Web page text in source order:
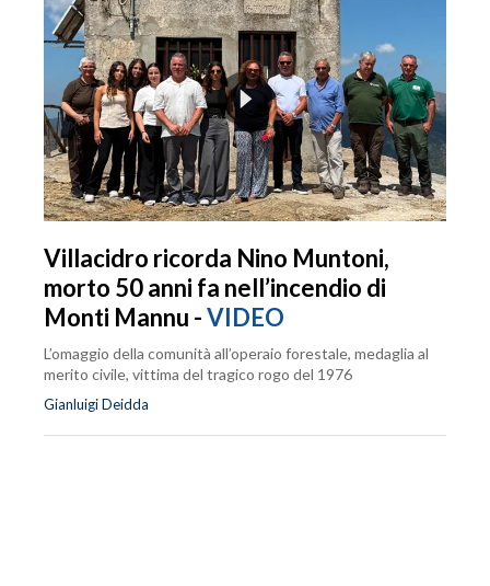
Villacidro ricorda Nino Muntoni,
morto 50 anni fa nell’incendio di
Monti Mannu -VIDEO
L’omaggio della comunità all’operaio forestale, medaglia al
merito civile, vittima del tragico rogo del 1976
Gianluigi Deidda